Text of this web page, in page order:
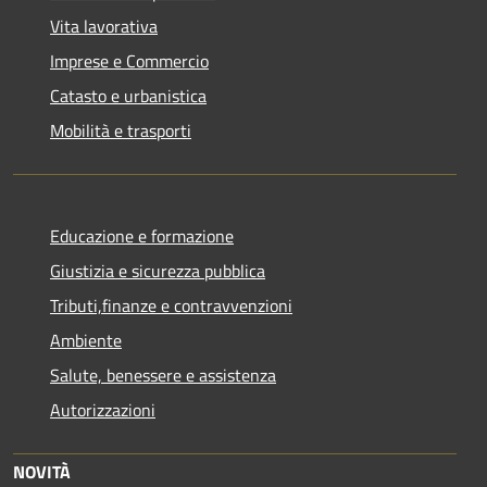
Vita lavorativa
Imprese e Commercio
Catasto e urbanistica
Mobilità e trasporti
Educazione e formazione
Giustizia e sicurezza pubblica
Tributi,finanze e contravvenzioni
Ambiente
Salute, benessere e assistenza
Autorizzazioni
NOVITÀ